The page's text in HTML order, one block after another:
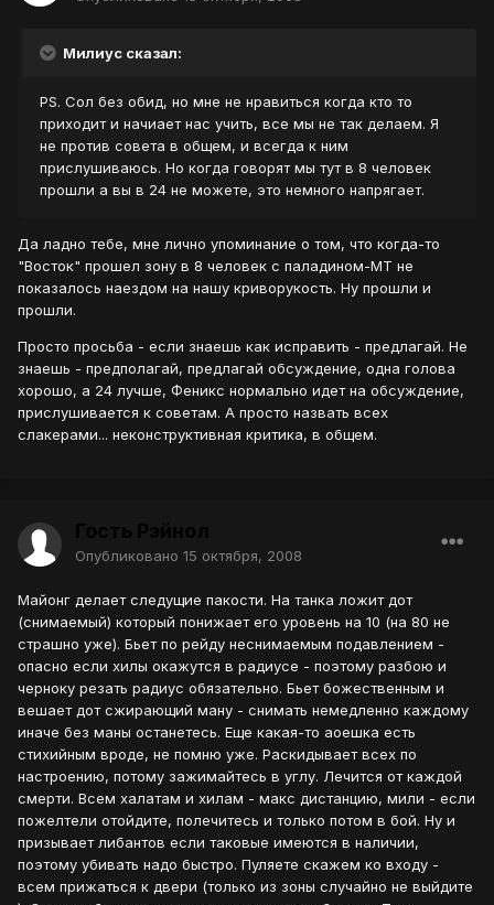
Милиус сказал:
PS. Сол без обид, но мне не нравиться когда кто то
приходит и начиает нас учить, все мы не так делаем. Я
не против совета в общем, и всегда к ним
прислушиваюсь. Но когда говорят мы тут в 8 человек
прошли а вы в 24 не можете, это немного напрягает.
Да ладно тебе, мне лично упоминание о том, что когда-то
"Восток" прошел зону в 8 человек с паладином-МТ не
показалось наездом на нашу криворукость. Ну прошли и
прошли.
Просто просьба - если знаешь как исправить - предлагай. Не
знаешь - предполагай, предлагай обсуждение, одна голова
хорошо, а 24 лучше, Феникс нормально идет на обсуждение,
прислушивается к советам. А просто назвать всех
слакерами... неконструктивная критика, в общем.
Опубликовано 15 октября, 2008
Майонг делает следущие пакости. На танка ложит дот
(снимаемый) который понижает его уровень на 10 (на 80 не
страшно уже). Бьет по рейду неснимаемым подавлением -
опасно если хилы окажутся в радиусе - поэтому разбою и
черноку резать радиус обязательно. Бьет божественным и
вешает дот сжирающий ману - снимать немедленно каждому
иначе без маны останетесь. Еще какая-то аоешка есть
стихийным вроде, не помню уже. Раскидывает всех по
настроению, потому зажимайтесь в углу. Лечится от каждой
смерти. Всем халатам и хилам - макс дистанцию, мили - если
пожелтели отойдите, полечитесь и только потом в бой. Ну и
призывает либантов если таковые имеются в наличии,
поэтому убивать надо быстро. Пуляете скажем ко входу -
всем прижаться к двери (только из зоны случайно не выйдите